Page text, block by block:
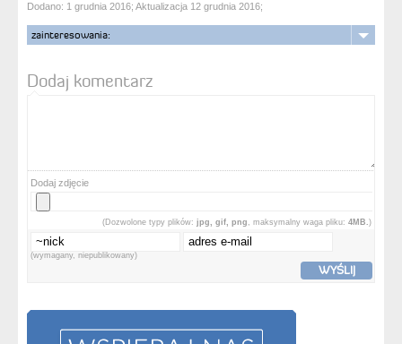
Dodano: 1 grudnia 2016; Aktualizacja 12 grudnia 2016;
zainteresowania:
Dodaj komentarz
Dodaj zdjęcie
(Dozwolone typy plików: jpg, gif, png , maksymalny waga pliku: 4MB. )
(wymagany, niepublikowany)
WYŚLIJ